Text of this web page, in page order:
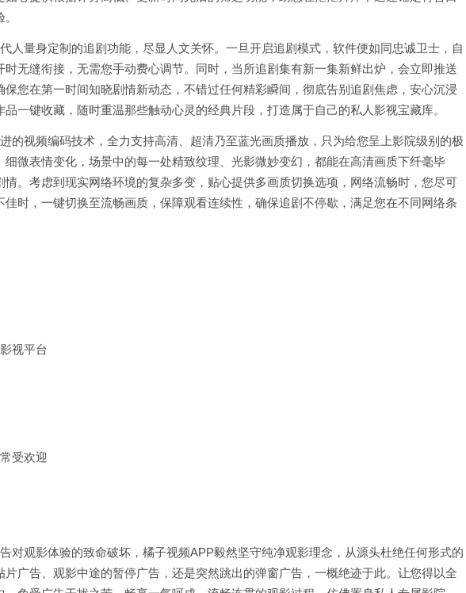
人量身定制的追剧功能，尽显人文关怀。一旦开启追剧模式，软件便如同忠诚卫士，自
无缝衔接，无需您手动费心调节。同时，当所追剧集有新一集新鲜出炉，会立即推送
您在第一时间知晓剧情新动态，不错过任何精彩瞬间，彻底告别追剧焦虑，安心沉浸
一键收藏，随时重温那些触动心灵的经典片段，打造属于自己的私人影视宝藏库。
的视频编码技术，全力支持高清、超清乃至蓝光画质播放，只为给您呈上影院级别的极
微表情变化，场景中的每一处精致纹理、光影微妙变幻，都能在高清画质下纤毫毕
。考虑到现实网络环境的复杂多变，贴心提供多画质切换选项，网络流畅时，您尽可
时，一键切换至流畅画质，保障观看连续性，确保追剧不停歇，满足您在不同网络条
视平台
受欢迎
对观影体验的致命破坏，橘子视频APP毅然坚守纯净观影理念，从源头杜绝任何形式的
广告、观影中途的暂停广告，还是突然跳出的弹窗广告，一概绝迹于此。让您得以全